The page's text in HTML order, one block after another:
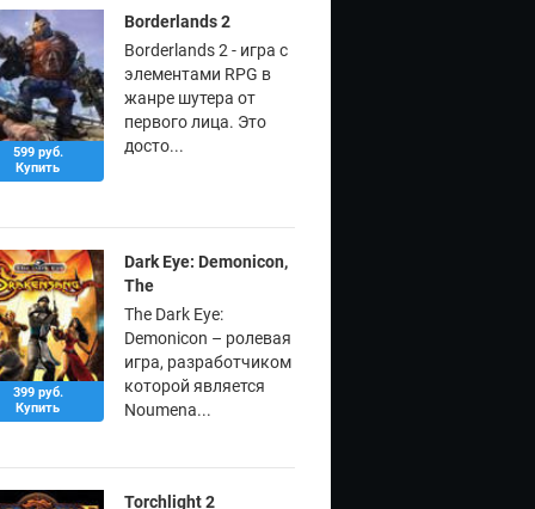
599 руб.
Купить
Borderlands 2
Borderlands 2 - игра с
элементами RPG в
жанре шутера от
первого лица. Это
досто...
399 руб.
Купить
Dark Eye: Demonicon,
The
The Dark Eye:
Demonicon – ролевая
игра, разработчиком
которой является
Noumena...
Torchlight 2